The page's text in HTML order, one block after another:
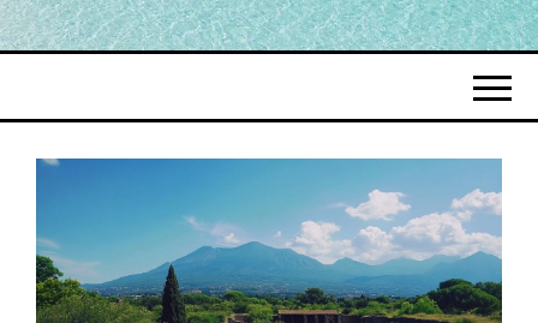
FRANKIZ
CROISIERES
Voyage autour du monde